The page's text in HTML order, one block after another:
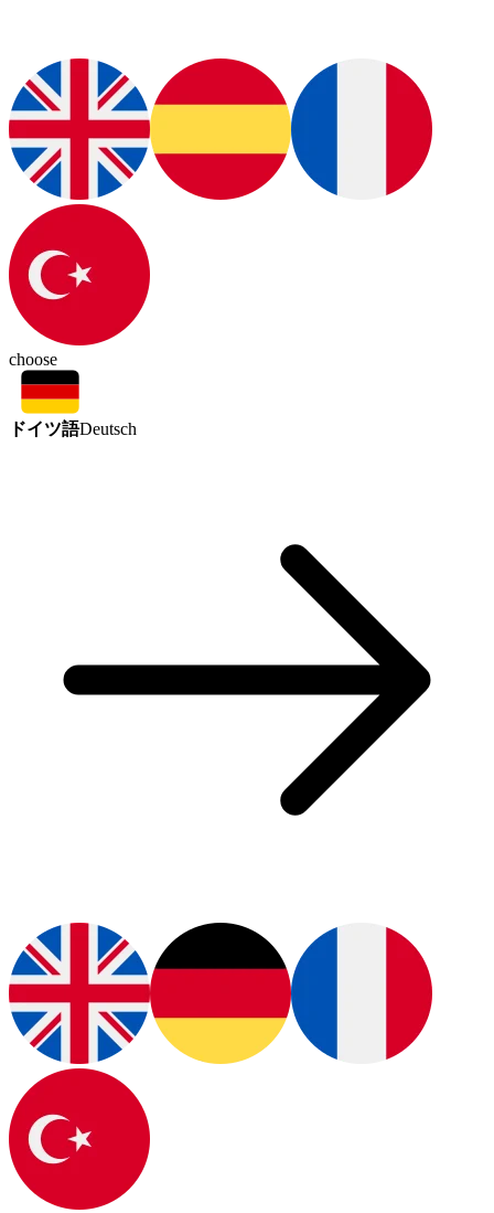
choose
ドイツ語Deutsch